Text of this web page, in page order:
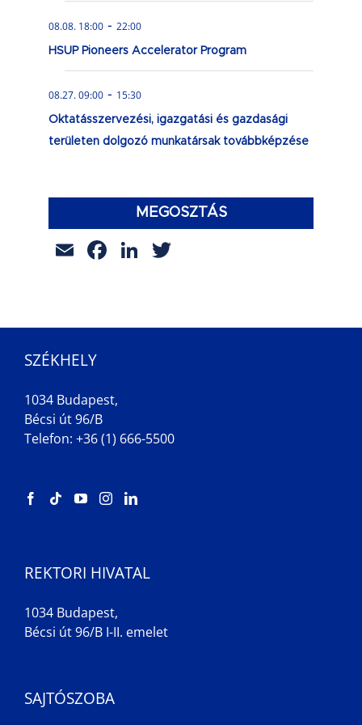
08.08. 18:00 - 22:00
HSUP Pioneers Accelerator Program
08.27. 09:00 - 15:30
Oktatásszervezési, igazgatási és gazdasági
területen dolgozó munkatársak továbbképzése
MEGOSZTÁS
EmailFacebook
LinkedIn
SZÉKHELY
1034 Budapest,
Bécsi út 96/B
Telefon: +36 (1) 666-5500
REKTORI HIVATAL
1034 Budapest,
Bécsi út 96/B I-II. emelet
SAJTÓSZOBA